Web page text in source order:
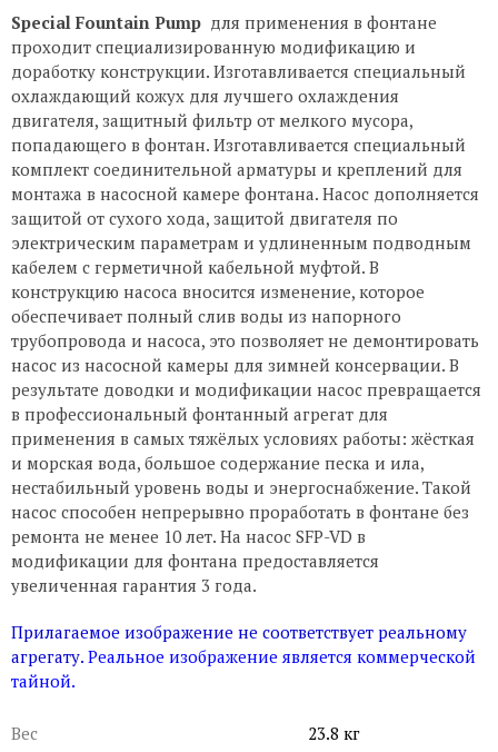
Special Fountain Pump для применения в фонтане
проходит специализированную модификацию и
доработку конструкции. Изготавливается специальный
охлаждающий кожух для лучшего охлаждения
двигателя, защитный фильтр от мелкого мусора,
попадающего в фонтан. Изготавливается специальный
комплект соединительной арматуры и креплений для
монтажа в насосной камере фонтана. Насос дополняется
защитой от сухого хода, защитой двигателя по
электрическим параметрам и удлиненным подводным
кабелем с герметичной кабельной муфтой. В
конструкцию насоса вносится изменение, которое
обеспечивает полный слив воды из напорного
трубопровода и насоса, это позволяет не демонтировать
насос из насосной камеры для зимней консервации. В
результате доводки и модификации насос превращается
в профессиональный фонтанный агрегат для
применения в самых тяжёлых условиях работы: жёсткая
и морская вода, большое содержание песка и ила,
нестабильный уровень воды и энергоснабжение. Такой
насос способен непрерывно проработать в фонтане без
ремонта не менее 10 лет. На насос SFP-VD в
модификации для фонтана предоставляется
увеличенная гарантия 3 года.
Прилагаемое изображение не соответствует реальному
агрегату. Реальное изображение является коммерческой
тайной.
Вес
23.8 кг